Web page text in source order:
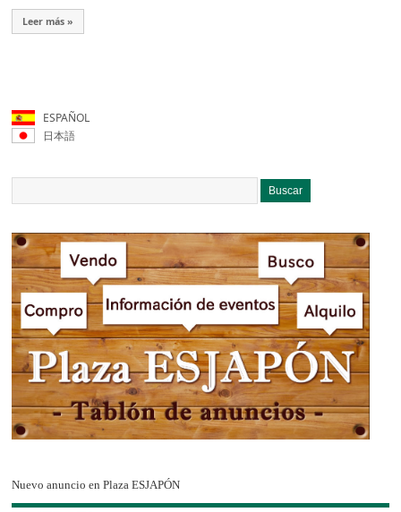
Leer más »
ESPAÑOL
日本語
Nuevo anuncio en Plaza ESJAPÓN